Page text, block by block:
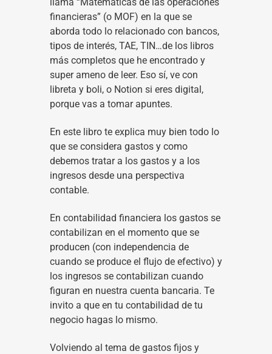
financieras” (o MOF) en la que se
aborda todo lo relacionado con bancos,
tipos de interés, TAE, TIN…de los libros
más completos que he encontrado y
super ameno de leer. Eso sí, ve con
libreta y boli, o Notion si eres digital,
porque vas a tomar apuntes.
En este libro te explica muy bien todo lo
que se considera gastos y como
debemos tratar a los gastos y a los
ingresos desde una perspectiva
contable.
En contabilidad financiera los gastos se
contabilizan en el momento que se
producen (con independencia de
cuando se produce el flujo de efectivo) y
los ingresos se contabilizan cuando
figuran en nuestra cuenta bancaria. Te
invito a que en tu contabilidad de tu
negocio hagas lo mismo.
Volviendo al tema de gastos fijos y